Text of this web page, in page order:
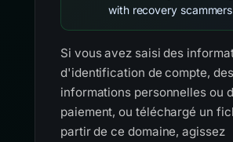
with recovery
Si vous avez saisi des
d'identification de compte, des
informations personnelles ou
paiement, ou téléchargé un
partir de ce domaine, agissez